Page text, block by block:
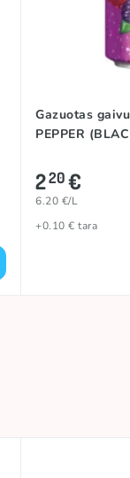
Gazuotas
PEPPER
220€
6.20 €/L
+0.10 € tara